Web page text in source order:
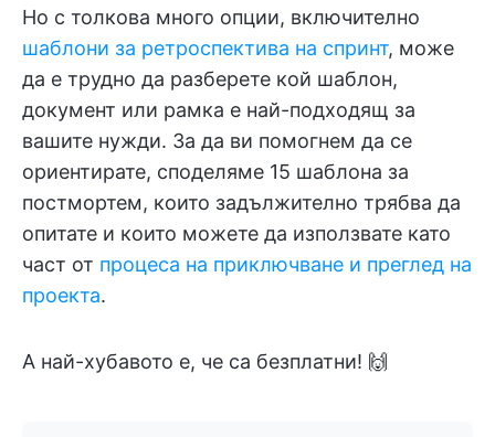
Но с толкова много опции, включително
шаблони за ретроспектива на спринт, може
да е трудно да разберете кой шаблон,
документ или рамка е най-подходящ за
вашите нужди. За да ви помогнем да се
ориентирате, споделяме 15 шаблона за
постмортем, които задължително трябва да
опитате и които можете да използвате като
част от процеса на приключване и преглед на
проекта.
А най-хубавото е, че са безплатни! 🙌